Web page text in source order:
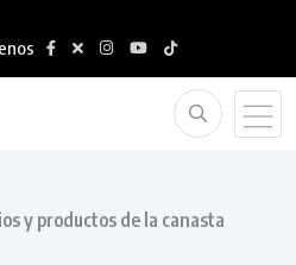
y productos de la canasta